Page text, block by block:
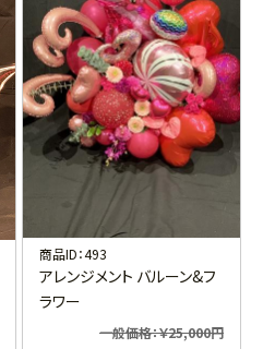
商品ID：493
アレンジメント バルーン&フ
ラワー
一般価格：￥25,000円